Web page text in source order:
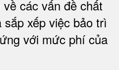
các vấn đề chất
xếp việc bảo trì
với mức phí của